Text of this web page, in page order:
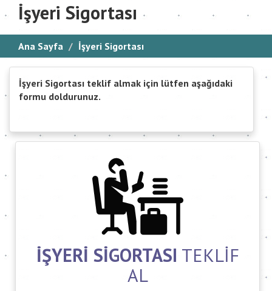
İşyeri Sigortası
Ana Sayfa İşyeri Sigortası
İşyeri Sigortası teklif almak için lütfen aşağıdaki
formu doldurunuz.
İŞYERİ SİGORTASI TEKLİF
AL